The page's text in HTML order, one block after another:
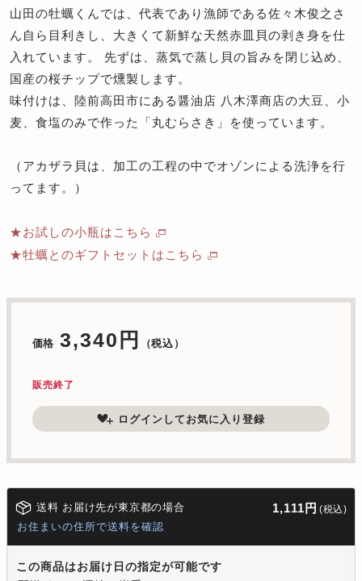
山田の牡蠣くんでは、代表であり漁師である佐々木俊之さ
ん自ら目利きし、大きくて新鮮な天然赤皿貝の剥き身を仕
入れています。 先ずは、蒸気で蒸し貝の旨みを閉じ込め、
国産の桜チップで燻製します。
味付けは、陸前高田市にある醤油店 八木澤商店の大豆、小
麦、食塩のみで作った「丸むらさき」を使っています。
（アカザラ貝は、加工の工程の中でオゾンによる洗浄を行
ってます。）
★お試しの小瓶はこちら
★牡蠣とのギフトセットはこちら
価格 3,340円 （税込）
販売終了
ログインしてお気に入り登録
送料 お届け先が東京都の場合 1,111円 (税込)
お住まいの住所で送料を確認
この商品はお届け日の指定が可能です